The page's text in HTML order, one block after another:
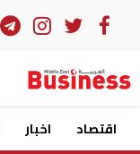
اقتصاد اخبار